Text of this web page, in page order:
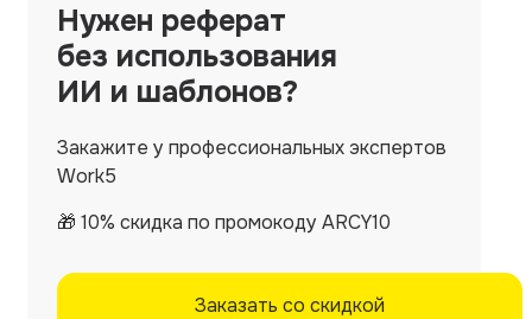
Нужен реферат
без использования
ИИ и шаблонов?
Закажите у профессиональных экспертов
Work5
🎁 10% скидка по промокоду ARCY10
Заказать со скидкой